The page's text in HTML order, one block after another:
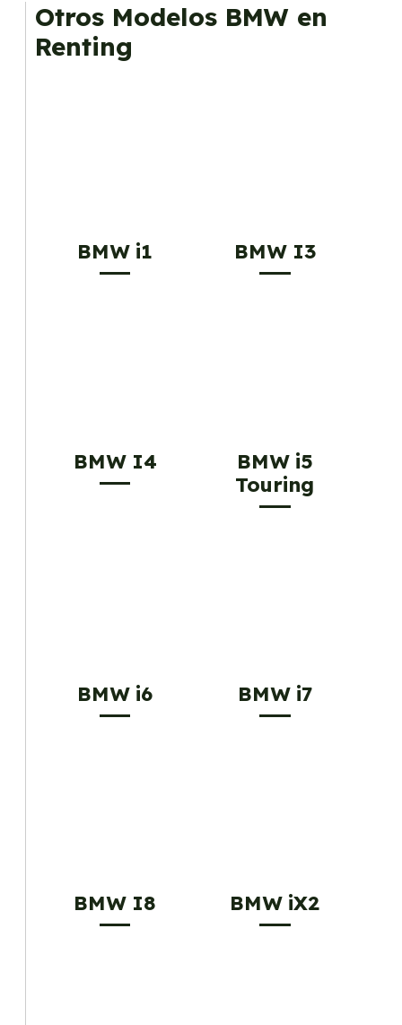
gusta cambiar de coche cada pocos años.
Otros Modelos BMW en
Renting
BMW i1 BMW I3
BMW I4
BMW i5
Touring
BMW i6 BMW i7
BMW I8 BMW iX2